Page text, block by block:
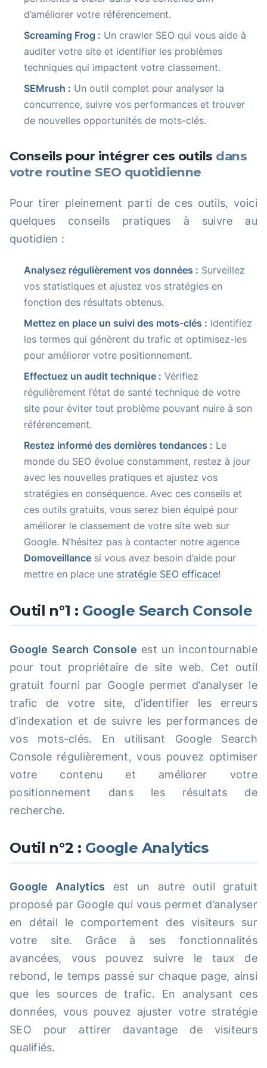
d’améliorer votre référencement.
Screaming Frog : Un crawler SEO qui vous aide à
auditer votre site et identifier les problèmes
techniques qui impactent votre classement.
SEMrush : Un outil complet pour analyser la
concurrence, suivre vos performances et trouver
de nouvelles opportunités de mots-clés.
Conseils pour intégrer ces outils dans
votre routine SEO quotidienne
Pour tirer pleinement parti de ces outils, voici
quelques conseils pratiques à suivre au
quotidien :
Analysez régulièrement vos données : Surveillez
vos statistiques et ajustez vos stratégies en
fonction des résultats obtenus.
Mettez en place un suivi des mots-clés : Identifiez
les termes qui génèrent du trafic et optimisez-les
pour améliorer votre positionnement.
Effectuez un audit technique : Vérifiez
régulièrement l’état de santé technique de votre
site pour éviter tout problème pouvant nuire à son
référencement.
Restez informé des dernières tendances : Le
monde du SEO évolue constamment, restez à jour
avec les nouvelles pratiques et ajustez vos
stratégies en conséquence. Avec ces conseils et
ces outils gratuits, vous serez bien équipé pour
améliorer le classement de votre site web sur
Google. N’hésitez pas à contacter notre agence
Domoveillance si vous avez besoin d’aide pour
mettre en place une stratégie SEO efficace!
Outil n°1 : Google Search Console
Google Search Console est un incontournable
pour tout propriétaire de site web. Cet outil
gratuit fourni par Google permet d’analyser le
trafic de votre site, d’identifier les erreurs
d’indexation et de suivre les performances de
vos mots-clés. En utilisant Google Search
Console régulièrement, vous pouvez optimiser
votre contenu et améliorer votre
positionnement dans les résultats de
recherche.
Outil n°2 : Google Analytics
Google Analytics est un autre outil gratuit
proposé par Google qui vous permet d’analyser
en détail le comportement des visiteurs sur
votre site. Grâce à ses fonctionnalités
avancées, vous pouvez suivre le taux de
rebond, le temps passé sur chaque page, ainsi
que les sources de trafic. En analysant ces
données, vous pouvez ajuster votre stratégie
SEO pour attirer davantage de visiteurs
qualifiés.